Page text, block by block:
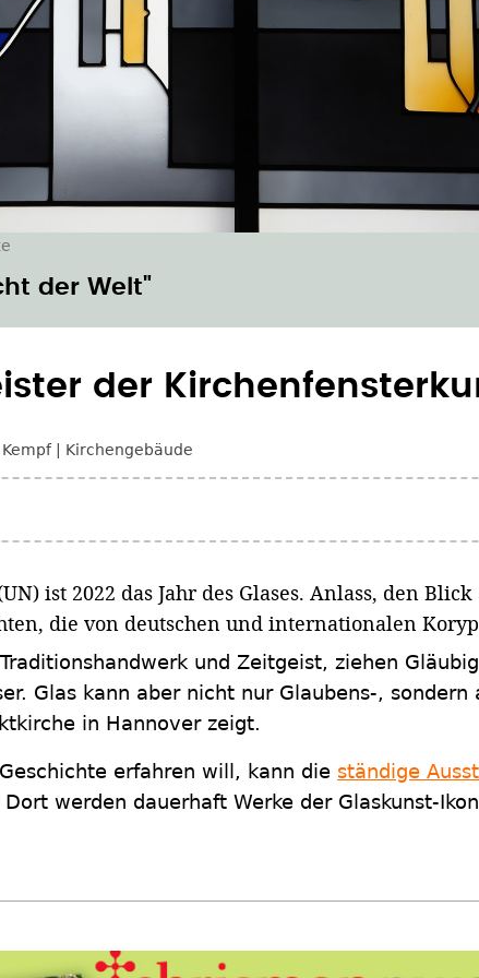
der Welt"
der
Kirchengebäude
ist 2022 das Jahr des Glases. Anlass, den
die von deutschen und internationalen
und Zeitgeist, ziehen
Glas kann aber nicht nur Glaubens-, sondern
in Hannover zeigt.
erfahren will, kann die ständige
Dort werden dauerhaft Werke der Glaskunst-